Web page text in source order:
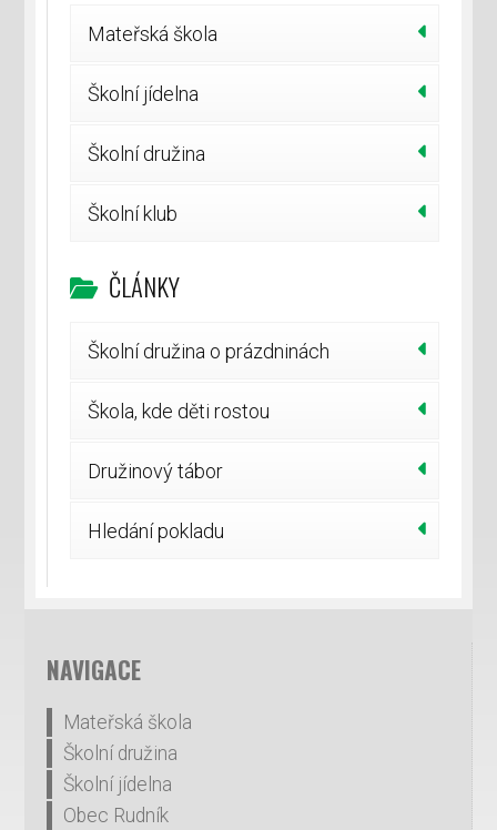
Mateřská škola
Školní jídelna
Školní družina
Školní klub
ČLÁNKY
Školní družina o prázdninách
Škola, kde děti rostou
Družinový tábor
Hledání pokladu
NAVIGACE
Mateřská škola
Školní družina
Školní jídelna
Obec Rudník